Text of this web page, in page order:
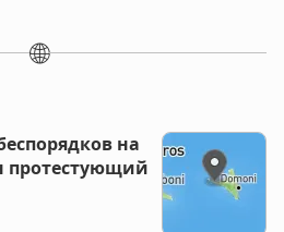
🌐
на
протестующий